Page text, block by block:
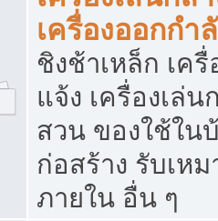
เครื่องออกกำ
ชิงช้าเหล็ก เค
แจ้ง เครื่องเล่น
สวน ของใช้ใน
ก่อสร้าง รับเห
ภายใน อื่น ๆ